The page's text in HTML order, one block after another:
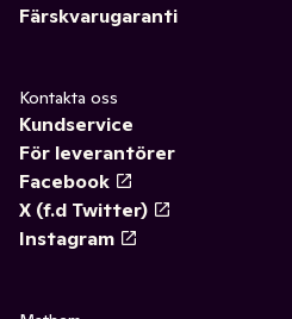
Färskvarugaranti
Kontakta oss
Kundservice
För leverantörer
Facebook
X (f.d Twitter)
Instagram